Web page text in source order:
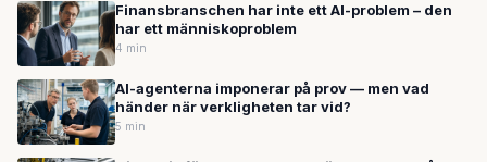
Finansbranschen har inte ett AI-problem – den
har ett människoproblem
4 min
AI-agenterna imponerar på prov — men vad
händer när verkligheten tar vid?
5 min